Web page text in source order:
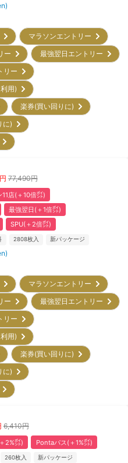
マラソンエントリー
ー
最強翌日エントリー
リー
利用)
楽券(買い回りに)
に)
円 77,490円
11店(＋10倍㌽)
最強翌日(＋1倍㌽)
SPU(＋2倍㌽)
2808枚入 新パッケージ
マラソンエントリー
ー
最強翌日エントリー
リー
利用)
楽券(買い回りに)
に)
6,410円
2%㌽) Pontaパス(＋1%㌽)
260枚入 新パッケージ